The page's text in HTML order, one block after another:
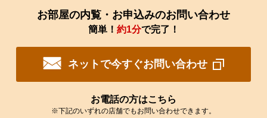
お部屋の内覧・お申込みのお問い合わせ
簡単！ 約1分で完了！
ネットで今すぐお問い合わせ
お電話の方はこちら
※下記のいずれの店舗でもお問い合わせできます。